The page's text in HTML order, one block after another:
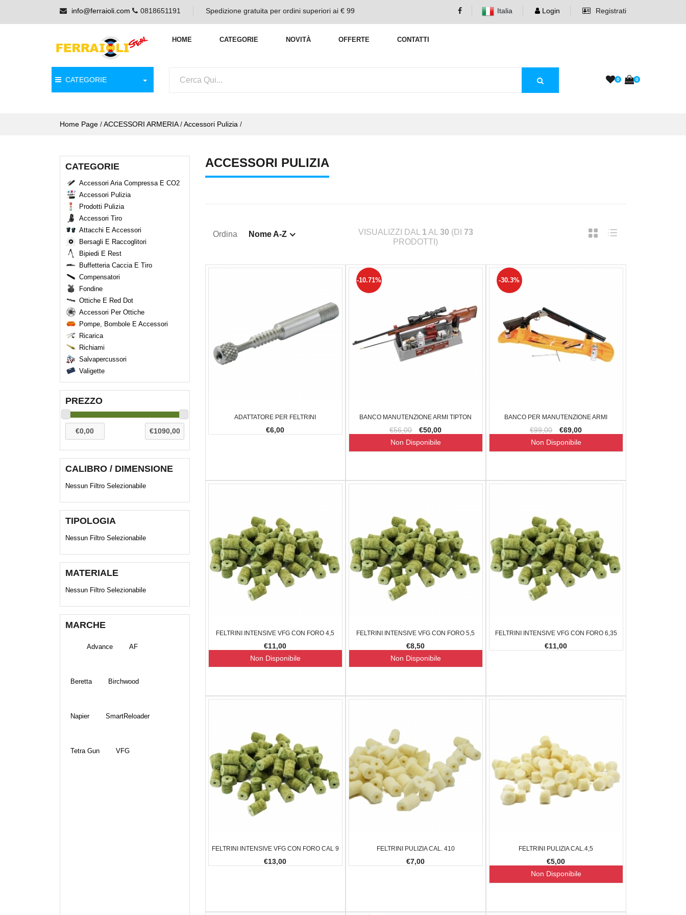
info@ferraioli.com 0818651191 Spedizione gratuita per ordini superiori ai € 99 Italia Login Registrati
HOME CATEGORIE NOVITÀ OFFERTE CONTATTI
CATEGORIE 0 0
Home Page /ACCESSORI ARMERIA/Accessori Pulizia /
CATEGORIE
Accessori Aria Compressa E CO2
Accessori Pulizia
Prodotti Pulizia
Accessori Tiro
Attacchi E Accessori
Bersagli E Raccoglitori
Bipiedi E Rest
Buffetteria Caccia E Tiro
Compensatori
Fondine
Ottiche E Red Dot
Accessori Per Ottiche
Pompe, Bombole E Accessori
Ricarica
Richiami
Salvapercussori
Valigette
PREZZO
CALIBRO / DIMENSIONE
Nessun Filtro Selezionabile
TIPOLOGIA
Nessun Filtro Selezionabile
MATERIALE
Nessun Filtro Selezionabile
MARCHE
Advance AF
Beretta Birchwood
Napier SmartReloader
Tetra Gun VFG
ACCESSORI PULIZIA
Ordina Nome A-Z VISUALIZZI DAL 1 AL 30 (DI 73
PRODOTTI)
ADATTATORE PER FELTRINI
€6,00
BANCO MANUTENZIONE ARMI TIPTON
€56,00 €50,00
-10.71%
Non Disponibile
BANCO PER MANUTENZIONE ARMI
€99,00 €69,00
-30.3%
Non Disponibile
FELTRINI INTENSIVE VFG CON FORO 4,5
€11,00
Non Disponibile
FELTRINI INTENSIVE VFG CON FORO 5,5
€8,50
Non Disponibile
FELTRINI INTENSIVE VFG CON FORO 6,35
€11,00
FELTRINI INTENSIVE VFG CON FORO CAL 9
€13,00
FELTRINI PULIZIA CAL. 410
€7,00
FELTRINI PULIZIA CAL.4,5
€5,00
Non Disponibile